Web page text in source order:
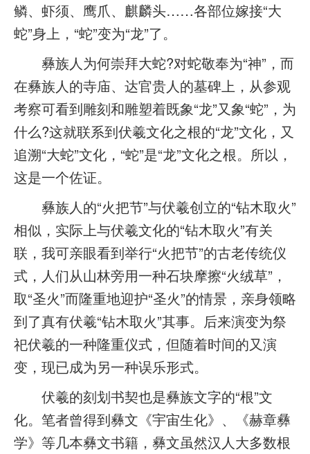
鳞、虾须、鹰爪、麒麟头……各部位嫁接“大
蛇”身上，“蛇”变为“龙”了。
彝族人为何崇拜大蛇?对蛇敬奉为“神”，而
在彝族人的寺庙、达官贵人的墓碑上，从参观
考察可看到雕刻和雕塑着既象“龙”又象“蛇”，为
什么?这就联系到伏羲文化之根的“龙”文化，又
追溯“大蛇”文化，“蛇”是“龙”文化之根。所以，
这是一个佐证。
彝族人的“火把节”与伏羲创立的“钻木取火”
相似，实际上与伏羲文化的“钻木取火”有关
联，我可亲眼看到举行“火把节”的古老传统仪
式，人们从山林旁用一种石块摩擦“火绒草”，
取“圣火”而隆重地迎护“圣火”的情景，亲身领略
到了真有伏羲“钻木取火”其事。后来演变为祭
祀伏羲的一种隆重仪式，但随着时间的又演
变，现已成为另一种误乐形式。
伏羲的刻划书契也是彝族文字的“根”文
化。笔者曾得到彝文《宇宙生化》、《赫章彝
学》等几本彝文书籍，彝文虽然汉人大多数根